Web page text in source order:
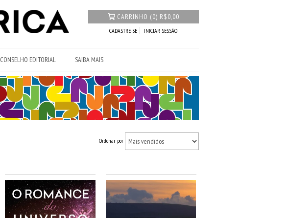
CARRINHO (0) R$0,00
CADASTRE-SE INICIAR SESSÃO
CONSELHO EDITORIAL SAIBA MAIS
Ordenar por